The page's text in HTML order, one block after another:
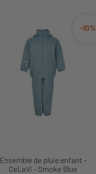
Ensemble de pluie enfant -
CeLaVi - Smoke Blue
-10%